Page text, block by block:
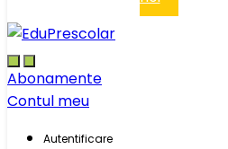
Abonamente
Contul meu
Autentificare